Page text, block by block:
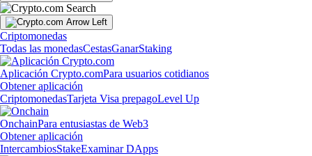
Criptomonedas
Todas las monedasCestasGanarStaking
Aplicación Crypto.comPara usuarios cotidianos
Obtener aplicación
CriptomonedasTarjeta Visa prepagoLevel Up
OnchainPara entusiastas de Web3
Obtener aplicación
IntercambiosStakeExaminar DApps